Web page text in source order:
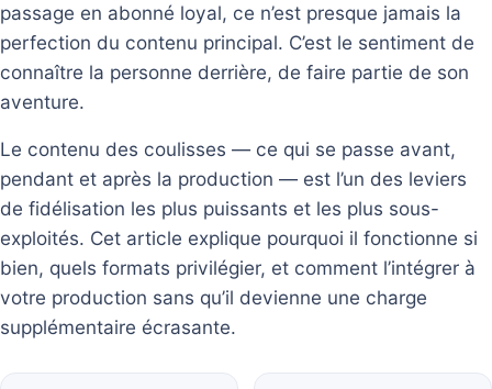
passage en abonné loyal, ce n’est presque jamais la
perfection du contenu principal. C’est le sentiment de
connaître la personne derrière, de faire partie de son
aventure.
Le contenu des coulisses — ce qui se passe avant,
pendant et après la production — est l’un des leviers
de fidélisation les plus puissants et les plus sous-
exploités. Cet article explique pourquoi il fonctionne si
bien, quels formats privilégier, et comment l’intégrer à
votre production sans qu’il devienne une charge
supplémentaire écrasante.